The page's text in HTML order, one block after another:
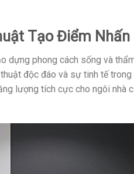
Tạo Điểm Nhấn
dựng phong cách sống và
độc đáo và sự tinh tế
lượng tích cực cho ngôi nhà